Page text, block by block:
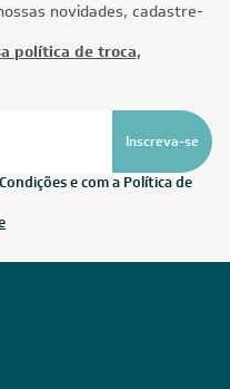
novidades, cadastre-
política de troca,
Inscreva-se
e com a Política de